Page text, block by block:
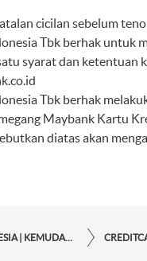
cicilan sebelum
Tbk berhak untuk
syarat dan
Tbk berhak
Maybank Kartu
diatas akan